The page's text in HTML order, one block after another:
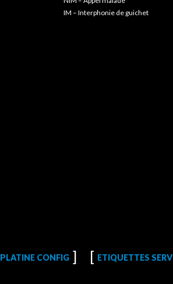
IM – Interphonie de guichet
PLATINE CONFIG ETIQUETTES